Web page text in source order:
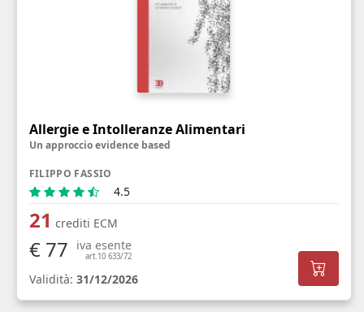
Allergie e Intolleranze Alimentari
Un approccio evidence based
FILIPPO FASSIO
4.5
21 crediti ECM
€ 77 iva esente
art.10 633/72
Validità: 31/12/2026